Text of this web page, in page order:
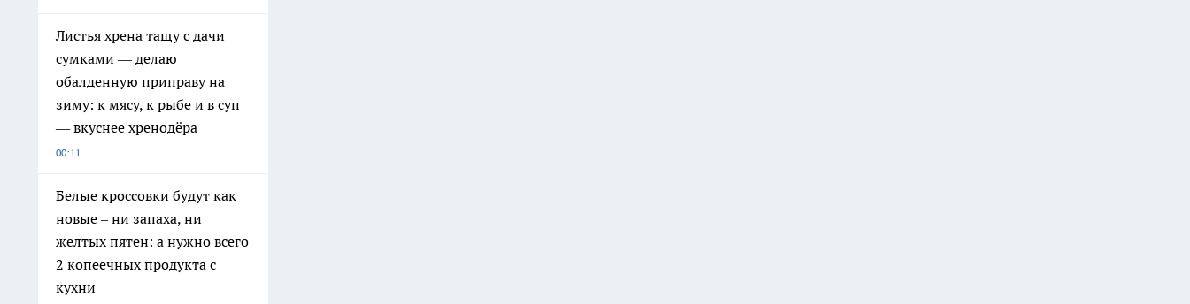
Листья хрена тащу с дачи
сумками — делаю
обалденную приправу на
зиму: к мясу, к рыбе и в суп
— вкуснее хренодёра
00:11
Белые кроссовки будут как
новые – ни запаха, ни
желтых пятен: а нужно всего
2 копеечных продукта с
кухни